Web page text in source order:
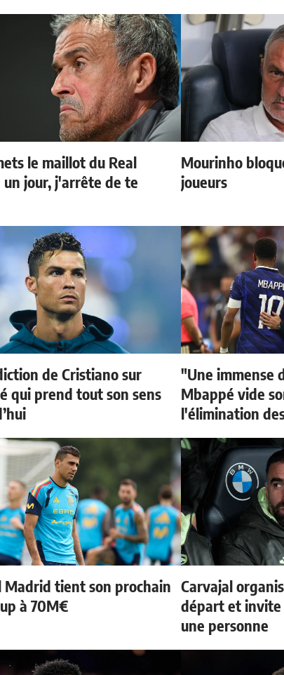
le maillot du Real
jour, j'arrête de te
Mourinho
joueurs
de Cristiano sur
qui prend tout son sens
"Une immense
Mbappé vide
l'élimination
Madrid tient son prochain
à 70M€
Carvajal
départ et
une personne